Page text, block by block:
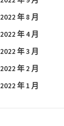
2022 年 8 月
2022 年 4 月
2022 年 3 月
2022 年 2 月
2022 年 1 月